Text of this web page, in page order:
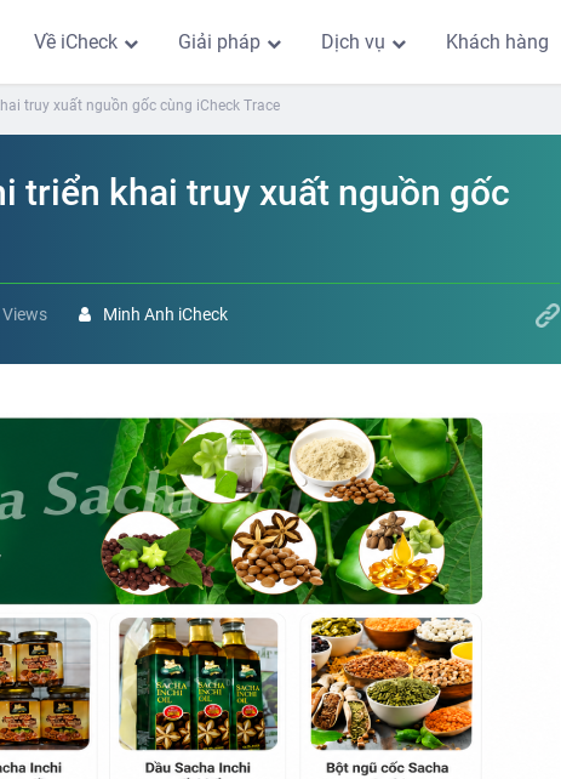
Về iCheck Giải pháp Dịch vụ Khách hàng
truy xuất nguồn gốc cùng iCheck Trace
triển khai truy xuất nguồn gốc
Minh Anh iCheck